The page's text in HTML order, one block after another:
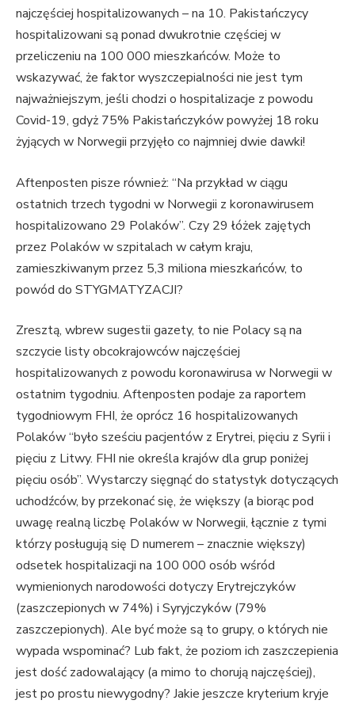
najczęściej hospitalizowanych – na 10. Pakistańczycy
hospitalizowani są ponad dwukrotnie częściej w
przeliczeniu na 100 000 mieszkańców. Może to
wskazywać, że faktor wyszczepialności nie jest tym
najważniejszym, jeśli chodzi o hospitalizacje z powodu
Covid-19, gdyż 75% Pakistańczyków powyżej 18 roku
żyjących w Norwegii przyjęło co najmniej dwie dawki!
Aftenposten pisze również: “Na przykład w ciągu
ostatnich trzech tygodni w Norwegii z koronawirusem
hospitalizowano 29 Polaków”. Czy 29 łóżek zajętych
przez Polaków w szpitalach w całym kraju,
zamieszkiwanym przez 5,3 miliona mieszkańców, to
powód do STYGMATYZACJI?
Zresztą, wbrew sugestii gazety, to nie Polacy są na
szczycie listy obcokrajowców najczęściej
hospitalizowanych z powodu koronawirusa w Norwegii w
ostatnim tygodniu. Aftenposten podaje za raportem
tygodniowym FHI, że oprócz 16 hospitalizowanych
Polaków “było sześciu pacjentów z Erytrei, pięciu z Syrii i
pięciu z Litwy. FHI nie określa krajów dla grup poniżej
pięciu osób”. Wystarczy sięgnąć do statystyk dotyczących
uchodźców, by przekonać się, że większy (a biorąc pod
uwagę realną liczbę Polaków w Norwegii, łącznie z tymi
którzy posługują się D numerem – znacznie większy)
odsetek hospitalizacji na 100 000 osób wśród
wymienionych narodowości dotyczy Erytrejczyków
(zaszczepionych w 74%) i Syryjczyków (79%
zaszczepionych). Ale być może są to grupy, o których nie
wypada wspominać? Lub fakt, że poziom ich zaszczepienia
jest dość zadowalający (a mimo to chorują najczęściej),
jest po prostu niewygodny? Jakie jeszcze kryterium kryje